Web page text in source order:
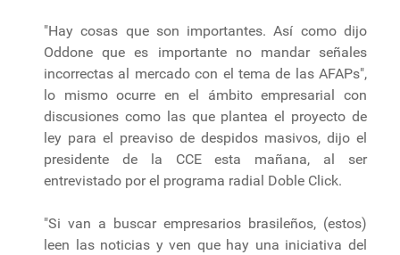
"Hay cosas que son importantes. Así como dijo
Oddone que es importante no mandar señales
incorrectas al mercado con el tema de las AFAPs",
lo mismo ocurre en el ámbito empresarial con
discusiones como las que plantea el proyecto de
ley para el preaviso de despidos masivos, dijo el
presidente de la CCE esta mañana, al ser
entrevistado por el programa radial Doble Click.
"Si van a buscar empresarios brasileños, (estos)
leen las noticias y ven que hay una iniciativa del